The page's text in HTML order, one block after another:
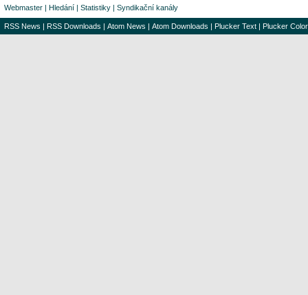
Webmaster | Hledání | Statistiky | Syndikační kanály
RSS News | RSS Downloads | Atom News | Atom Downloads | Plucker Text | Plucker Color